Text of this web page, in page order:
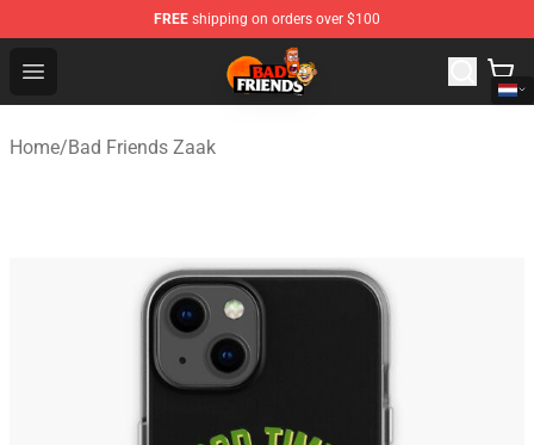
FREE shipping on orders over $100
Open menu
Bad Friends Shop - Official Bad Friends Merchandise
Home/Bad Friends Zaak